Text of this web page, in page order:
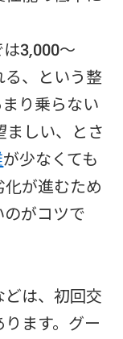
3,000〜
、という整
り乗らない
ましい、とさ
が少なくても
が進むため
がコツで
は、初回交
ます。グー